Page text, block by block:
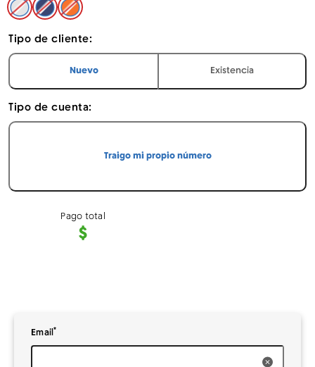
Tipo de cliente:
Soy
Nuevocliente Soy
Existenciacliente
Tipo de cuenta:
Traigo mi propio número
Pago total
$
Ingresa tu
Email*para que te notifiquemos cuando vuelva a estar en